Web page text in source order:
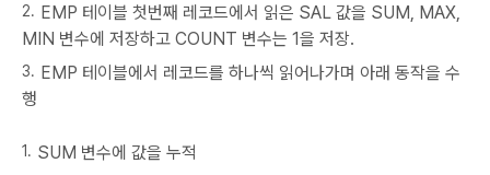
EMP 테이블 첫번째 레코드에서 읽은 SAL 값을 SUM, MAX,
MIN 변수에 저장하고 COUNT 변수는 1을 저장.
EMP 테이블에서 레코드를 하나씩 읽어나가며 아래 동작을 수
행
SUM 변수에 값을 누적